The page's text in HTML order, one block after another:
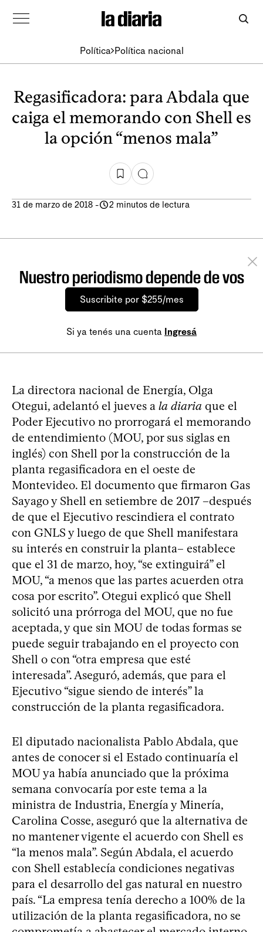
Política Política nacional
Regasificadora: para Abdala que
caiga el memorando con Shell es
la opción “menos mala”
31 de marzo de 2018 - 2 minutos de lectura
Nuestro periodismo depende de vos
Suscribite por $255/mes
Si ya tenés una cuenta Ingresá
La directora nacional de Energía, Olga
Otegui, adelantó el jueves a la diaria que el
Poder Ejecutivo no prorrogará el memorando
de entendimiento (MOU, por sus siglas en
inglés) con Shell por la construcción de la
planta regasificadora en el oeste de
Montevideo. El documento que firmaron Gas
Sayago y Shell en setiembre de 2017 –después
de que el Ejecutivo rescindiera el contrato
con GNLS y luego de que Shell manifestara
su interés en construir la planta– establece
que el 31 de marzo, hoy, “se extinguirá” el
MOU, “a menos que las partes acuerden otra
cosa por escrito”. Otegui explicó que Shell
solicitó una prórroga del MOU, que no fue
aceptada, y que sin MOU de todas formas se
puede seguir trabajando en el proyecto con
Shell o con “otra empresa que esté
interesada”. Aseguró, además, que para el
Ejecutivo “sigue siendo de interés” la
construcción de la planta regasificadora.
El diputado nacionalista Pablo Abdala, que
antes de conocer si el Estado continuaría el
MOU ya había anunciado que la próxima
semana convocaría por este tema a la
ministra de Industria, Energía y Minería,
Carolina Cosse, aseguró que la alternativa de
no mantener vigente el acuerdo con Shell es
“la menos mala”. Según Abdala, el acuerdo
con Shell establecía condiciones negativas
para el desarrollo del gas natural en nuestro
país. “La empresa tenía derecho a 100% de la
utilización de la planta regasificadora, no se